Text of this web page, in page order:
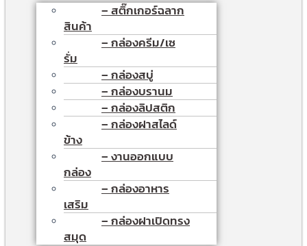
– สติ๊กเกอร์ฉลาก
สินค้า
– กล่องครีม/เซ
รั่ม
– กล่องสบู่
– กล่องบรานม
– กล่องลิปสติก
– กล่องฝาสไลด์
ข้าง
– งานออกแบบ
กล่อง
– กล่องอาหาร
เสริม
– กล่องฝาเปิดทรง
สมุด